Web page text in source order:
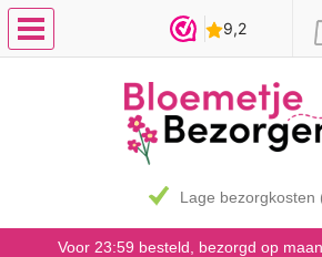
Lage bezorgkosten
Voor 23:59 besteld, bezorgd op